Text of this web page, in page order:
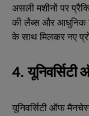
असली मशीनों पर
की लैब्स और आधुनिक
के साथ मिलकर नए
4.
यूनिवर्सिटी ऑफ